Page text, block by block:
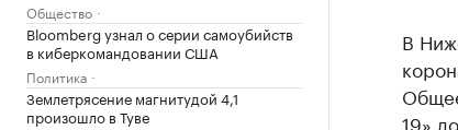
Общество
Bloomberg узнал о серии самоубийств
в киберкомандовании США
Политика
Землетрясение магнитудой 4,1
произошло в Туве
В
19»